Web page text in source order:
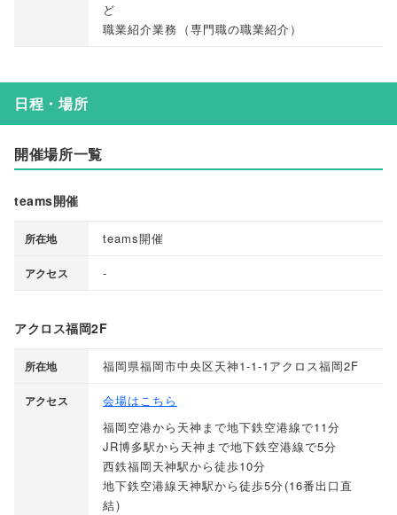
ど
職業紹介業務 （専門職の職業紹介）
日程・場所
開催場所一覧
teams開催
所在地 teams開催
アクセス -
アクロス福岡2F
所在地 福岡県福岡市中央区天神1-1-1アクロス福岡2F
アクセス
会場はこちら
福岡空港から天神まで地下鉄空港線で11分
JR博多駅から天神まで地下鉄空港線で5分
西鉄福岡天神駅から徒歩10分
地下鉄空港線天神駅から徒歩5分 (16番出口直
結)